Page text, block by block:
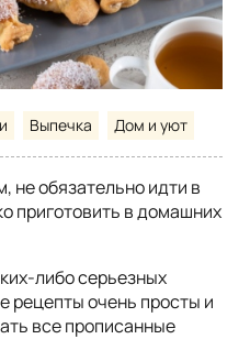
Выпечка Дом и уют
не обязательно идти в
приготовить в домашних
либо серьезных
рецепты очень просты и
все прописанные